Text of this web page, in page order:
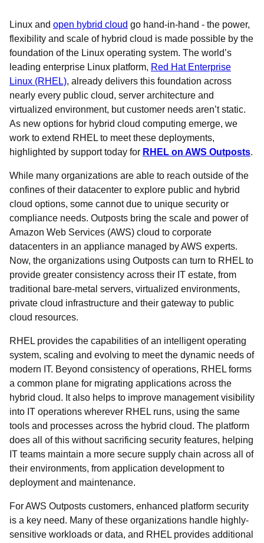
Linux and open hybrid cloud go hand-in-hand - the power,
flexibility and scale of hybrid cloud is made possible by the
foundation of the Linux operating system. The world’s
leading enterprise Linux platform, Red Hat Enterprise
Linux (RHEL), already delivers this foundation across
nearly every public cloud, server architecture and
virtualized environment, but customer needs aren’t static.
As new options for hybrid cloud computing emerge, we
work to extend RHEL to meet these deployments,
highlighted by support today for RHEL on AWS Outposts.
While many organizations are able to reach outside of the
confines of their datacenter to explore public and hybrid
cloud options, some cannot due to unique security or
compliance needs. Outposts bring the scale and power of
Amazon Web Services (AWS) cloud to corporate
datacenters in an appliance managed by AWS experts.
Now, the organizations using Outposts can turn to RHEL to
provide greater consistency across their IT estate, from
traditional bare-metal servers, virtualized environments,
private cloud infrastructure and their gateway to public
cloud resources.
RHEL provides the capabilities of an intelligent operating
system, scaling and evolving to meet the dynamic needs of
modern IT. Beyond consistency of operations, RHEL forms
a common plane for migrating applications across the
hybrid cloud. It also helps to improve management visibility
into IT operations wherever RHEL runs, using the same
tools and processes across the hybrid cloud. The platform
does all of this without sacrificing security features, helping
IT teams maintain a more secure supply chain across all of
their environments, from application development to
deployment and maintenance.
For AWS Outposts customers, enhanced platform security
is a key need. Many of these organizations handle highly-
sensitive workloads or data, and RHEL provides additional